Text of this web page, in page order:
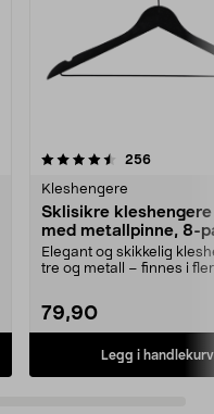
256
Kleshengere
Sklisikre
med metallpinne, 8-
Elegant og skikkelig
tre og metall – finnes i
79,90
Legg i handlekurv
4.5av 5 stjerner